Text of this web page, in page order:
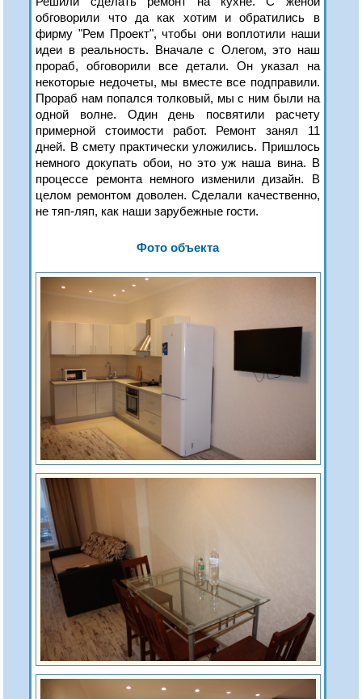
обговорили что да как хотим и обратились в
фирму "Рем Проект", чтобы они воплотили наши
идеи в реальность. Вначале с Олегом, это наш
прораб, обговорили все детали. Он указал на
некоторые недочеты, мы вместе все подправили.
Прораб нам попался толковый, мы с ним были на
одной волне. Один день посвятили расчету
примерной стоимости работ. Ремонт занял 11
дней. В смету практически уложились. Пришлось
немного докупать обои, но это уж наша вина. В
процессе ремонта немного изменили дизайн. В
целом ремонтом доволен. Сделали качественно,
не тяп-ляп, как наши зарубежные гости.
Фото объекта